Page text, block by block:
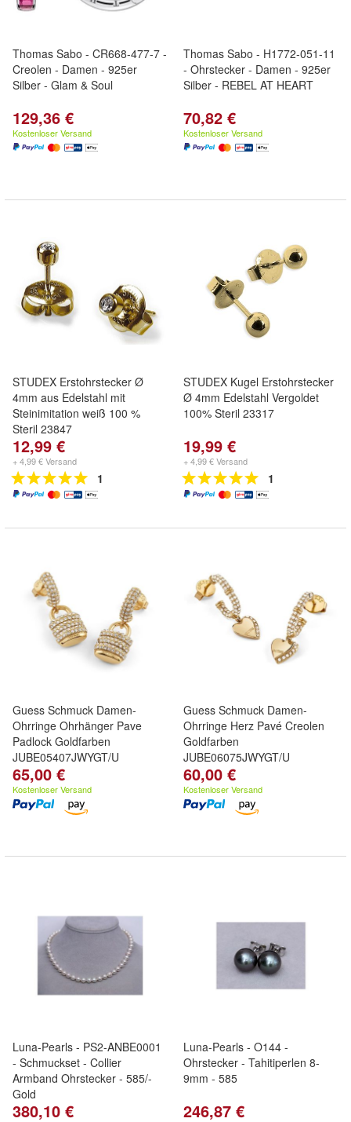
Thomas Sabo - CR668-477-7 -
Creolen - Damen - 925er
Silber - Glam & Soul
129,36 €
Kostenloser Versand
Thomas Sabo - H1772-051-11
- Ohrstecker - Damen - 925er
Silber - REBEL AT HEART
70,82 €
Kostenloser Versand
STUDEX Erstohrstecker Ø
4mm aus Edelstahl mit
Steinimitation weiß 100 %
Steril 23847
12,99 €
+ 4,99 € Versand
1
STUDEX Kugel Erstohrstecker
Ø 4mm Edelstahl Vergoldet
100% Steril 23317
19,99 €
+ 4,99 € Versand
1
Guess Schmuck Damen-
Ohrringe Ohrhänger Pave
Padlock Goldfarben
JUBE05407JWYGT/U
65,00 €
Kostenloser Versand
Guess Schmuck Damen-
Ohrringe Herz Pavé Creolen
Goldfarben
JUBE06075JWYGT/U
60,00 €
Kostenloser Versand
Luna-Pearls - PS2-ANBE0001
- Schmuckset - Collier
Armband Ohrstecker - 585/-
Gold
380,10 €
Luna-Pearls - O144 -
Ohrstecker - Tahitiperlen 8-
9mm - 585
246,87 €